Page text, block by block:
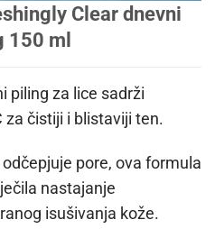
Clear dnevni
150 ml
piling za lice sadrži
za čistiji i blistaviji ten.
pore, ova formula
nastajanje
isušivanja kože.